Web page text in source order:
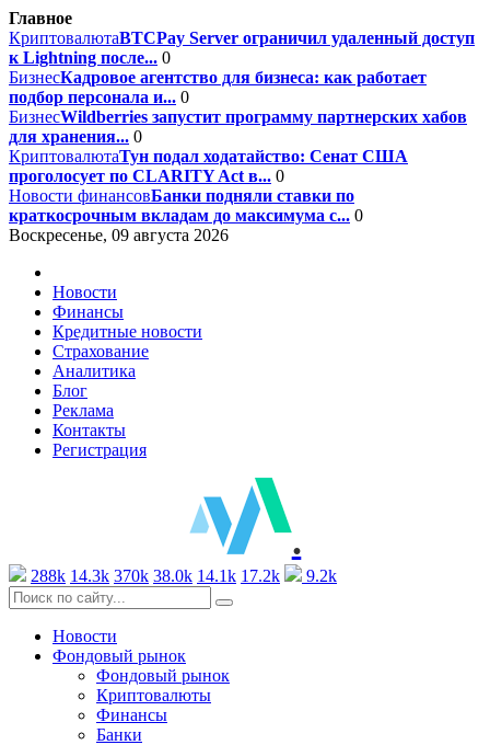
Главное
КриптовалютаBTCPay Server ограничил удаленный доступ
к Lightning после... 0
БизнесКадровое агентство для бизнеса: как работает
подбор персонала и... 0
БизнесWildberries запустит программу партнерских хабов
для хранения... 0
КриптовалютаТун подал ходатайство: Сенат США
проголосует по CLARITY Act в... 0
Новости финансовБанки подняли ставки по
краткосрочным вкладам до максимума с... 0
Воскресенье, 09 августа 2026
Новости
Финансы
Кредитные новости
Страхование
Аналитика
Блог
Реклама
Контакты
Регистрация
.
288k 14.3k 370k 38.0k 14.1k 17.2k 9.2k
Новости
Фондовый рынок
Фондовый рынок
Криптовалюты
Финансы
Банки